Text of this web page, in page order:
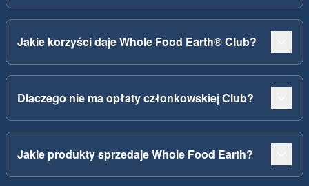
Jakie korzyści daje Whole Food Earth® Club?
Dlaczego nie ma opłaty członkowskiej Club?
Jakie produkty sprzedaje Whole Food Earth?